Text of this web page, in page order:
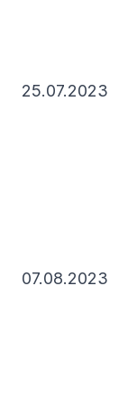
25.07.2023
07.08.2023